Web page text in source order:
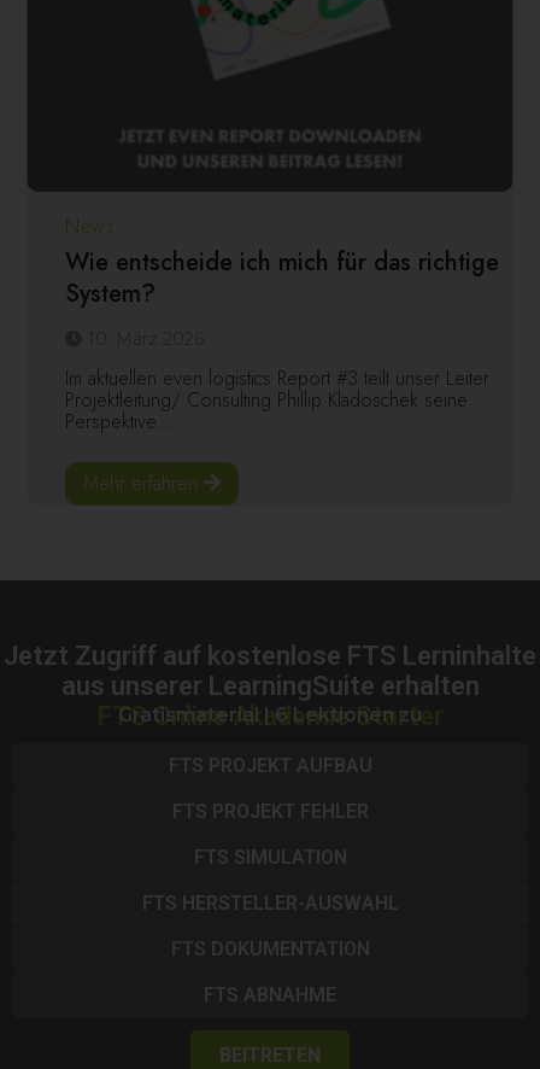
News
Wie entscheide ich mich für das richtige
System?
Im aktuellen even logistics Report #3 teilt unser Leiter
Projektleitung/ Consulting Phillip Kladoschek seine
Perspektive...
Mehr erfahren
Jetzt Zugriff auf kostenlose FTS Lerninhalte
aus unserer LearningSuite erhalten
FTS Online Akademie Starter
Gratismaterial | 6 Lektionen zu
FTS PROJEKT AUFBAU
FTS PROJEKT FEHLER
FTS SIMULATION
FTS HERSTELLER-AUSWAHL
FTS DOKUMENTATION
FTS ABNAHME
BEITRETEN